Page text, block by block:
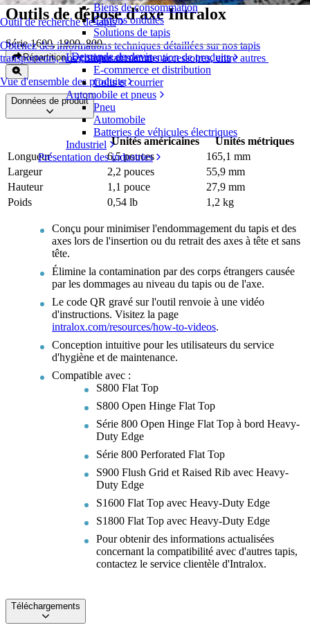
Outil de recherche de tapis
Obtenez des informations techniques détaillées sur nos tapis
transporteurs, nos composants et nos accessoires, entre autres
Vue d'ensemble des produits
Biens de consommation
Cartons ondulés
Solutions de tapis
Logistique et manutention de produits
E-commerce et distribution
Colis et courrier
Automobile et pneus
Pneu
Automobile
Batteries de véhicules électriques
Industriel
Présentation des industries
Outils de dépose d'axe Intralox
Série 1600, 1800, 800
Répartition Demande de devis
Données de produit
Unités américaines
Unités métriques
Longueur
6,5 pouces
165,1 mm
Largeur
2,2 pouces
55,9 mm
Hauteur
1,1 pouce
27,9 mm
Poids
0,54 lb 1,2 kg
Conçu pour minimiser l'endommagement du tapis et des
axes lors de l'insertion ou du retrait des axes à tête et sans
tête.
Élimine la contamination par des corps étrangers causée
par les dommages au niveau du tapis ou de l'axe.
Le code QR gravé sur l'outil renvoie à une vidéo
d'instructions. Visitez la page
intralox.com/resources/how-to-videos.
Conception intuitive pour les utilisateurs du service
d'hygiène et de maintenance.
Compatible avec :
S800 Flat Top
S800 Open Hinge Flat Top
Série 800 Open Hinge Flat Top à bord Heavy-
Duty Edge
Série 800 Perforated Flat Top
S900 Flush Grid et Raised Rib avec Heavy-
Duty Edge
S1600 Flat Top avec Heavy-Duty Edge
S1800 Flat Top avec Heavy-Duty Edge
Pour obtenir des informations actualisées
concernant la compatibilité avec d'autres tapis,
contactez le service clientèle d'Intralox.
Téléchargements